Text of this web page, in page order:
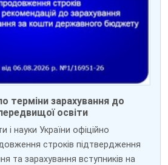
терміни зарахування до
освіти
і науки України офіційно
строків підтвердження
та зарахування вступників на